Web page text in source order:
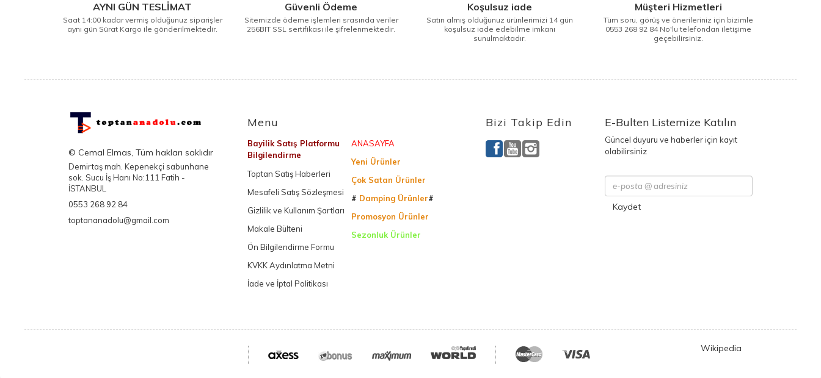
AYNI GÜN TESLİMAT
Saat 14:00 kadar vermiş olduğunuz siparişler
aynı gün Sürat Kargo ile gönderilmektedir.
Güvenli Ödeme
Sitemizde ödeme işlemleri srasında veriler
256BIT SSL sertifikası ile şifrelenmektedir.
Koşulsuz iade
Satın almış olduğunuz ürünlerimizi 14 gün
koşulsuz iade edebilme imkanı
sunulmaktadır.
Müşteri Hizmetleri
Tüm soru, görüş ve önerileriniz için bizimle
0553 268 92 84 No'lu telefondan iletişime
geçebilirsiniz.
© Cemal Elmas, Tüm hakları saklıdır
Demirtaş mah. Kepenekçi sabunhane
sok. Sucu İş Hanı No:111 Fatih -
İSTANBUL
0553 268 92 84
toptananadolu@gmail.com
Menu
Bayilik Satış Platformu
Bilgilendirme
Toptan Satış Haberleri
Mesafeli Satış Sözleşmesi
Gizlilik ve Kullanım Şartları
Makale Bülteni
Ön Bilgilendirme Formu
KVKK Aydınlatma Metni
İade ve İptal Politikası
ANASAYFA
Yeni Ürünler
Çok Satan Ürünler
# Damping Ürünler#
Promosyon Ürünler
Sezonluk Ürünler
Bizi Takip Edin E-Bulten Listemize Katılın
Güncel duyuru ve haberler için kayıt
olabilirsiniz
Kaydet
Wikipedia